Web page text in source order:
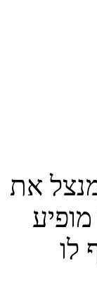
את
לו